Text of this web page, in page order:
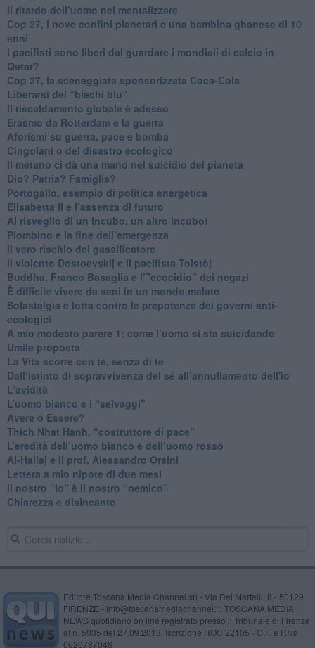
​Il ritardo dell’uomo nel mentalizzare
​Cop 27, i nove confini planetari e una bambina ghanese di 10
anni
​I pacifisti sono liberi dal guardare i mondiali di calcio in
Qatar?
​Cop 27, la sceneggiata sponsorizzata Coca-Cola
​Liberarsi dei “biechi blu”
Il riscaldamento globale è adesso
​Erasmo da Rotterdam e la guerra
​Aforismi su guerra, pace e bomba
Cingolani o del disastro ecologico
​Il metano ci dà una mano nel suicidio del pianeta
​Dio? Patria? Famiglia?
Portogallo, esempio di politica energetica
​Elisabetta II e l’assenza di futuro
Al risveglio di un incubo, un altro incubo!
​Piombino e la fine dell’emergenza
​Il vero rischio del gassificatore
​Il violento Dostoevskij e il pacifista Tolstòj
​Buddha, Franco Basaglia e l’”ecocidio” dei negazi
​È difficile vivere da sani in un mondo malato
Solastalgia e lotta contro le prepotenze dei governi anti-
ecologici
​A mio modesto parere 1: come l’uomo si sta suicidando
​Umile proposta
​La Vita scorre con te, senza di te
​Dall’istinto di sopravvivenza del sé all’annullamento dell'io
L'avidità
​L’uomo bianco e i “selvaggi”
​Avere o Essere?
​Thich Nhat Hanh, “costruttore di pace“
​L’eredità dell’uomo bianco e dell’uomo rosso
Al-Hallaj e il prof. Alessandro Orsini
​Lettera a mio nipote di due mesi
​Il nostro “Io” è il nostro “nemico”
​Chiarezza e disincanto
Editore Toscana Media Channel srl - Via Dei Martelli, 8 - 50129
FIRENZE - info@toscanamediachannel.it. TOSCANA MEDIA
NEWS quotidiano on line registrato presso il Tribunale di Firenze
al n. 5935 del 27.09.2013. Iscrizione ROC 22105 - C.F. e P.Iva
0620787048